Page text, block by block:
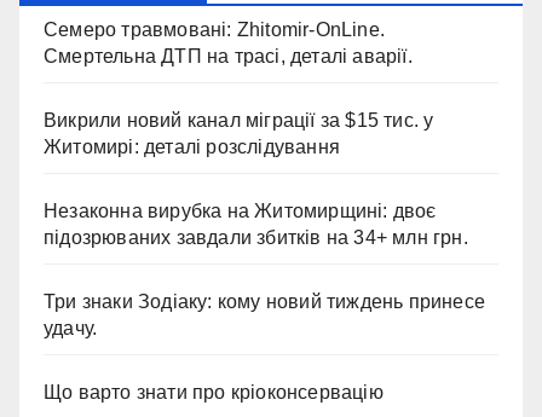
Семеро травмовані: Zhitomir-OnLine.
Смертельна ДТП на трасі, деталі аварії.
Викрили новий канал міграції за $15 тис. у
Житомирі: деталі розслідування
Незаконна вирубка на Житомирщині: двоє
підозрюваних завдали збитків на 34+ млн грн.
Три знаки Зодіаку: кому новий тиждень принесе
удачу.
Що варто знати про кріоконсервацію